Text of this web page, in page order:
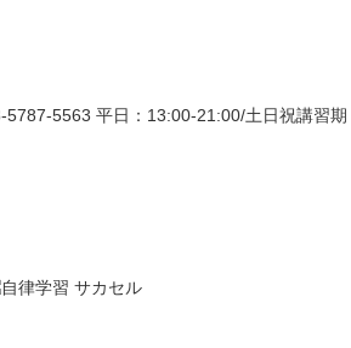
5787-5563 平日：13:00-21:00/土日祝講習期